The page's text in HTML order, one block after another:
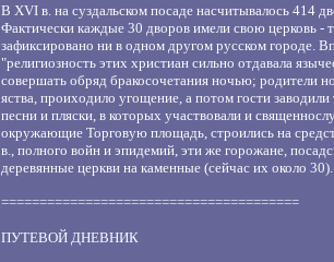
В XVI в. на суздальском посаде насчитывалось 414
Фактически каждые 30 дворов имели свою церковь -
зафиксировано ни в одном другом русском городе.
"религиозность этих христиан сильно отдавала
совершать обряд бракосочетания ночью; родители
яства, проиходило угощение, а потом гости
песни и пляски, в которых участвовали и
окружающие Торговую площадь, строились на
в., полного войн и эпидемий, эти же горожане,
деревянные церкви на каменные (сейчас их около 30).
=======================================
ПУТЕВОЙ ДНЕВНИК